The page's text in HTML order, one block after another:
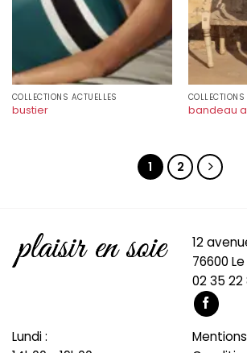
COLLECTIONS ACTUELLES
bustier
COLLECTIONS
bandeau
1 2
12
76600
02 35 22
Lundi :